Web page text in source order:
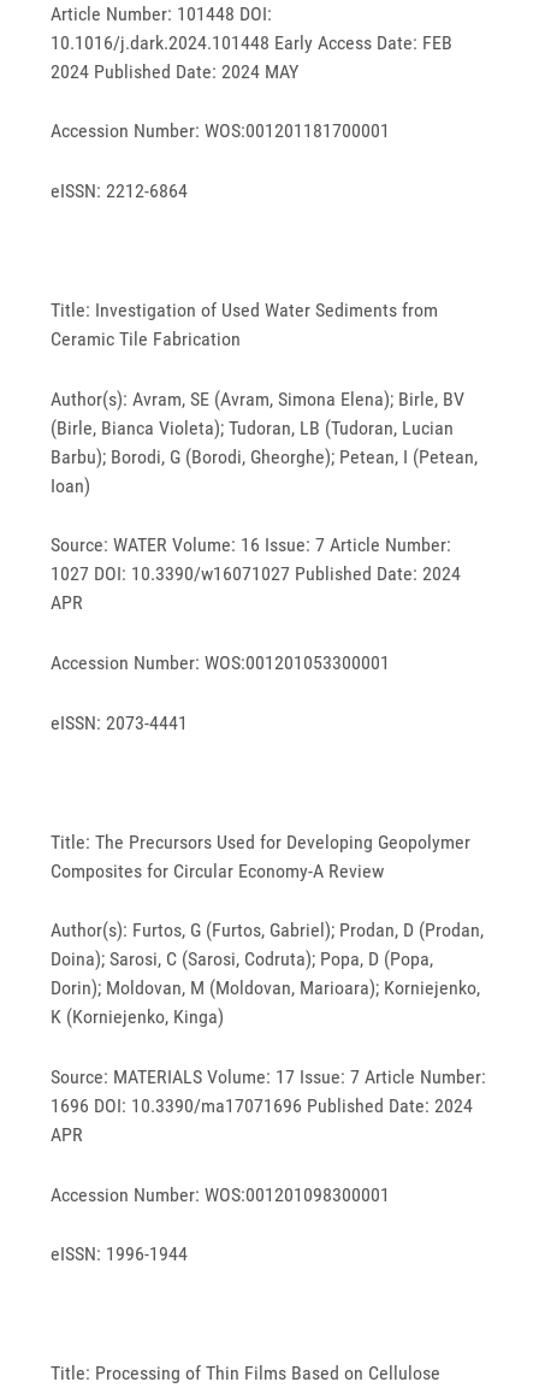
Article Number: 101448 DOI:
10.1016/j.dark.2024.101448 Early Access Date: FEB
2024 Published Date: 2024 MAY
Accession Number: WOS:001201181700001
eISSN: 2212-6864
Title: Investigation of Used Water Sediments from
Ceramic Tile Fabrication
Author(s): Avram, SE (Avram, Simona Elena); Birle, BV
(Birle, Bianca Violeta); Tudoran, LB (Tudoran, Lucian
Barbu); Borodi, G (Borodi, Gheorghe); Petean, I (Petean,
Ioan)
Source: WATER Volume: 16 Issue: 7 Article Number:
1027 DOI: 10.3390/w16071027 Published Date: 2024
APR
Accession Number: WOS:001201053300001
eISSN: 2073-4441
Title: The Precursors Used for Developing Geopolymer
Composites for Circular Economy-A Review
Author(s): Furtos, G (Furtos, Gabriel); Prodan, D (Prodan,
Doina); Sarosi, C (Sarosi, Codruta); Popa, D (Popa,
Dorin); Moldovan, M (Moldovan, Marioara); Korniejenko,
K (Korniejenko, Kinga)
Source: MATERIALS Volume: 17 Issue: 7 Article Number:
1696 DOI: 10.3390/ma17071696 Published Date: 2024
APR
Accession Number: WOS:001201098300001
eISSN: 1996-1944
Title: Processing of Thin Films Based on Cellulose